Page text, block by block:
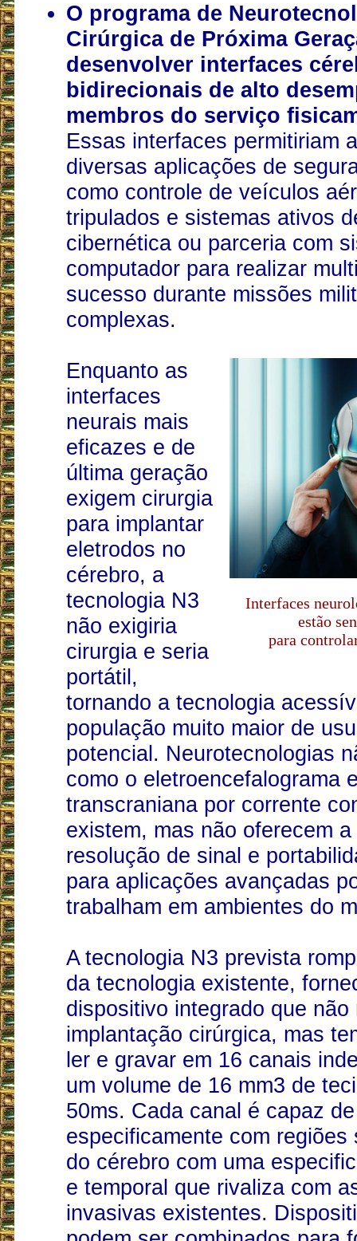
O programa de
Cirúrgica de Próxima
desenvolver interfaces
bidirecionais de alto
membros do serviço
Essas interfaces permitiriam
diversas aplicações de
como controle de veículos
tripulados e sistemas ativos
cibernética ou parceria com
computador para realizar
sucesso durante missões
complexas.
Interfaces
estão
para
Enquanto as
interfaces
neurais mais
eficazes e de
última geração
exigem cirurgia
para implantar
eletrodos no
cérebro, a
tecnologia N3
não exigiria
cirurgia e seria
portátil,
tornando a tecnologia
população muito maior de
potencial. Neurotecnologias
como o eletroencefalograma
transcraniana por corrente
existem, mas não oferecem
resolução de sinal e
para aplicações avançadas
trabalham em ambientes do
A tecnologia N3 prevista
da tecnologia existente,
dispositivo integrado que não
implantação cirúrgica, mas
ler e gravar em 16 canais
um volume de 16 mm3 de
50ms. Cada canal é capaz
especificamente com regiões
do cérebro com uma
e temporal que rivaliza com
invasivas existentes.